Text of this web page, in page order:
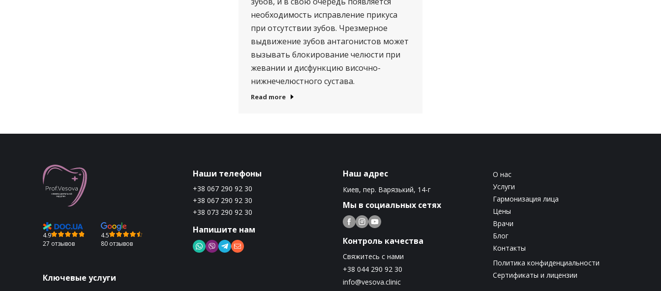
необходимость исправление прикуса
при отсутствии зубов. Чрезмерное
выдвижение зубов антагонистов может
вызывать блокирование челюсти при
жевании и дисфункцию височно-
нижнечелюстного сустава.
Read more
4.9
27 отзывов
4.5
80 отзывов
Ключевые услуги
Наши телефоны
+38 067 290 92 30
+38 067 290 92 30
+38 073 290 92 30
Напишите нам
Наш адрес
Киев, пер. Варязький, 14-г
Мы в социальных сетях
Контроль качества
Свяжитесь с нами
+38 044 290 92 30
info@vesova.clinic
О нас
Услуги
Гармонизация лица
Цены
Врачи
Блог
Контакты
Политика конфиденциальности
Сертификаты и лицензии